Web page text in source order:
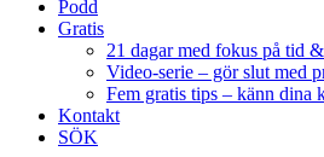
Podd
Gratis
21 dagar med fokus på tid
Video-serie – gör slut med
Fem gratis tips – känn dina
Kontakt
SÖK